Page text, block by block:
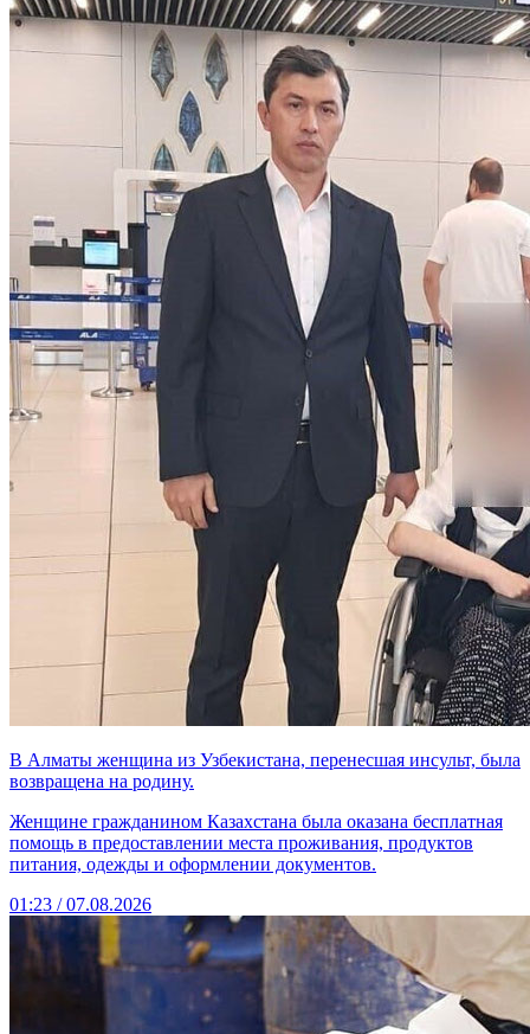
В Алматы женщина из Узбекистана, перенесшая инсульт, была
возвращена на родину.
Женщине гражданином Казахстана была оказана бесплатная
помощь в предоставлении места проживания, продуктов
питания, одежды и оформлении документов.
01:23 / 07.08.2026